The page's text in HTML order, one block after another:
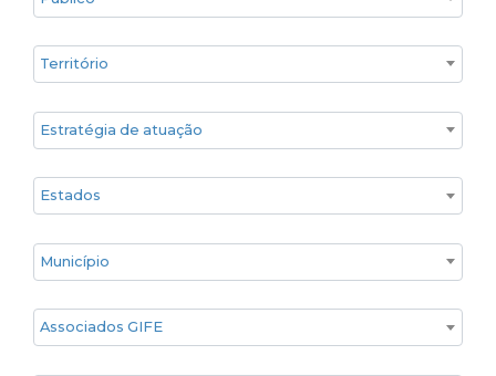
Territórios
Estratégia de atuação
Estado
Cidade
Associados GIFE